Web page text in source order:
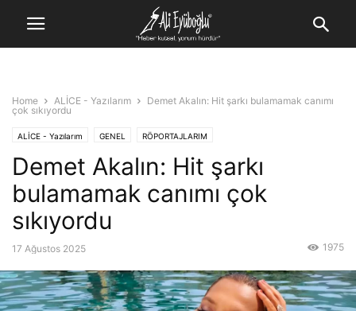
Home ALİCE - Yazılarım
Demet Akalın: Hit şarkı bulamamak canımı
çok sıkıyordu
ALİCE - Yazılarım GENEL RÖPORTAJLARIM
Demet Akalın: Hit şarkı
bulamamak canımı çok
sıkıyordu
17 Ağustos 2025 1975